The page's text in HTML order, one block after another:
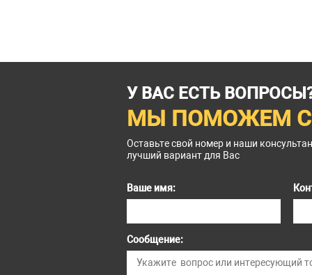
У ВАС ЕСТЬ
МЫ ПОМОЖЕМ
Оставьте свой номер и наши
лучший вариант для Вас
Ваше имя:
Сообщение: